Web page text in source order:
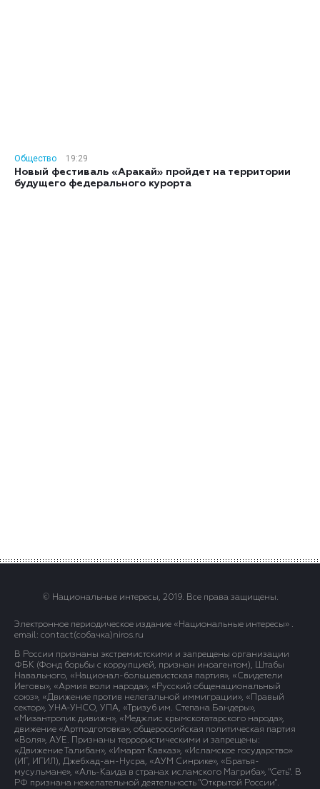
Общество
19:29
Новый фестиваль «Аракай» пройдет на территории
будущего федерального курорта
© Национальные интересы, 2019. Все права защищены.
Электронное периодическое издание «Национальные интересы» .
email: contact(сoбaчка)niros.ru
В России признаны экстремистскими и запрещены организации
ФБК (Фонд борьбы с коррупцией, признан иноагентом), Штабы
Навального, «Национал-большевистская партия», «Свидетели
Иеговы», «Армия воли народа», «Русский общенациональный
союз», «Движение против нелегальной иммиграции», «Правый
сектор», УНА-УНСО, УПА, «Тризуб им. Степана Бандеры»,
«Мизантропик дивижн», «Меджлис крымскотатарского народа»,
движение «Артподготовка», общероссийская политическая партия
«Воля», АУЕ. Признаны террористическими и запрещены:
«Движение Талибан», «Имарат Кавказ», «Исламское государство»
(ИГ, ИГИЛ), Джебхад-ан-Нусра, «АУМ Синрике», «Братья-
мусульмане», «Аль-Каида в странах исламского Магриба», "Сеть". В
РФ признана нежелательной деятельность "Открытой России".